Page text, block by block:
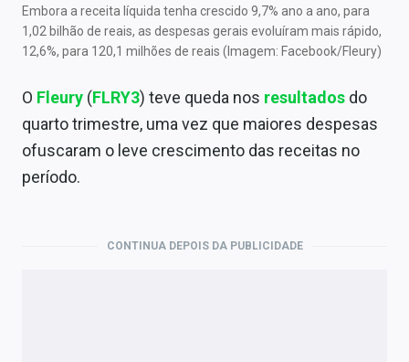
Central dos IPOs
Finanças Pessoais
Mercados
Economia
Embora a receita líquida tenha crescido 9,7% ano a ano, para
1,02 bilhão de reais, as despesas gerais evoluíram mais rápido,
12,6%, para 120,1 milhões de reais (Imagem: Facebook/Fleury)
O Fleury (FLRY3) teve queda nos resultados do
quarto trimestre, uma vez que maiores despesas
ofuscaram o leve crescimento das receitas no
período.
CONTINUA DEPOIS DA PUBLICIDADE